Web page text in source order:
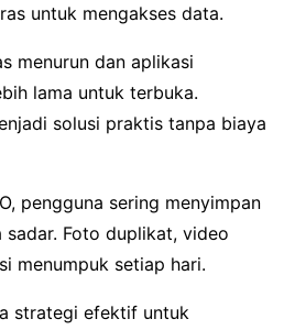
untuk mengakses data.
menurun dan aplikasi
lama untuk terbuka.
solusi praktis tanpa biaya
pengguna sering menyimpan
Foto duplikat, video
menumpuk setiap hari.
strategi efektif untuk